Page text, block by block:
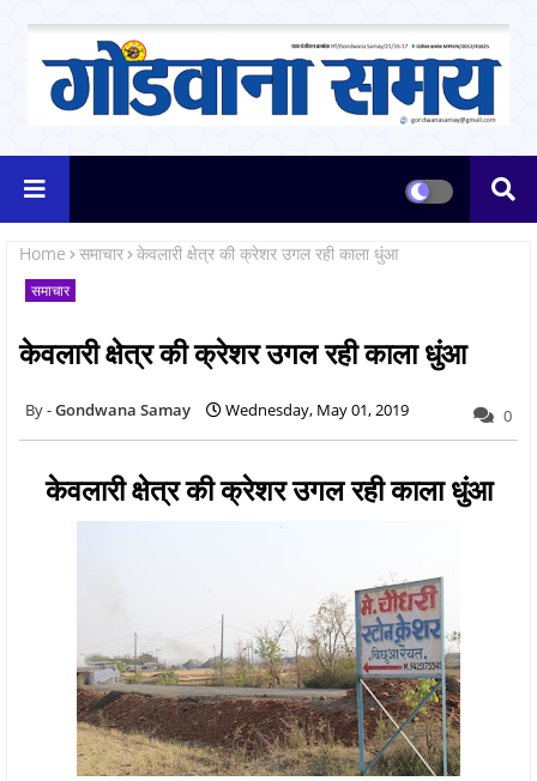
Home समाचार केवलारी क्षेत्र की क्रेशर उगल रही काला धुंआ
समाचार
केवलारी क्षेत्र की क्रेशर उगल रही काला धुंआ
Gondwana Samay Wednesday, May 01, 2019 0
केवलारी क्षेत्र की क्रेशर उगल रही काला धुंआ